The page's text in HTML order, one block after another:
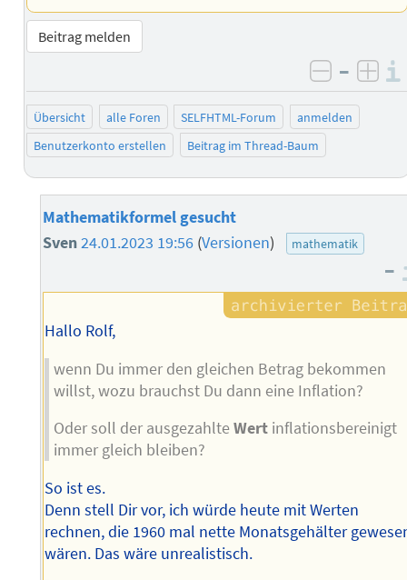
Beitrag melden
negativ
–
Übersicht alle Foren SELFHTML-Forum
anmelden
Benutzerkonto erstellen
Beitrag im Thread-Baum
Mathematikformel gesucht
Sven24.01.2023 19:56 (Versionen) mathematik
–
Hallo Rolf,
wenn Du immer den gleichen Betrag bekommen
willst, wozu brauchst Du dann eine Inflation?
Oder soll der ausgezahlteWert inflationsbereinigt
immer gleich bleiben?
So ist es.
Denn stell Dir vor, ich würde heute mit Werten
rechnen, die 1960 mal nette Monatsgehälter
wären. Das wäre unrealistisch.